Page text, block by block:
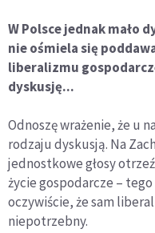
W Polsce jednak mało
nie ośmiela się
liberalizmu
dyskusję...
Odnoszę wrażenie, że u
rodzaju dyskusją. Na
jednostkowe głosy
życie gospodarcze –
oczywiście, że sam
niepotrzebny.